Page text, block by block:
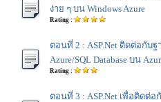
ง่าย ๆ บน Windows Azure
Rating :
ตอนที่ 2 : ASP.Net ติดต่อกับ
Azure/SQL Database บน
Rating :
ตอนที่ 3 : ASP.Net เพื่อติดต่